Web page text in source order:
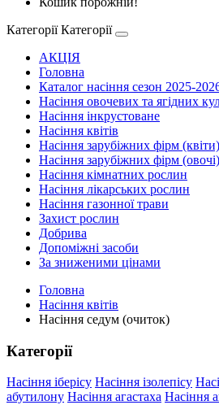
Категорії Категорії
АКЦІЯ
Головна
Каталог насіння сезон 2025-
Насіння овочевих та ягідних
Насіння інкрустоване
Насіння квітів
Насіння зарубіжних фірм (квіти)
Насіння зарубіжних фірм (овочі)
Насіння кімнатних рослин
Насіння лікарських рослин
Насіння газонної трави
Захист рослин
Добрива
Допоміжні засоби
За зниженими цінами
Головна
Насіння квітів
Насіння седум (очиток)
Категорії
Насіння іберісу Насіння ізолепісу
абутилону Насіння агастаха Насіння